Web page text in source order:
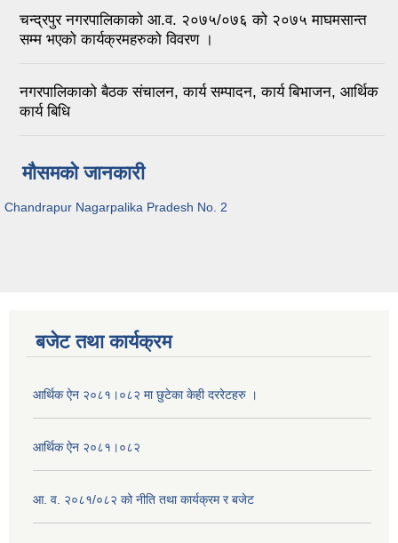
चन्द्रपुर नगरपालिकाको आ.व. २०७५/०७६ को २०७५ माघमसान्त
सम्म भएको कार्यक्रमहरुको विवरण ।
नगरपालिकाको बैठक संचालन, कार्य सम्पादन, कार्य बिभाजन, आर्थिक
कार्य बिधि
मौसमको जानकारी
Chandrapur Nagarpalika Pradesh No. 2
बजेट तथा कार्यक्रम
आर्थिक ऐन २०८१।०८२ मा छुटेका केही दररेटहरु ।
आर्थिक ऐन २०८१।०८२
आ. व. २०८१/०८२ को नीति तथा कार्यक्रम र बजेट